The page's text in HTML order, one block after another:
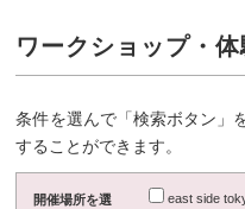
ワークショップ・
条件を選んで「検索ボタン」
することができます。
開催場所を選
east side